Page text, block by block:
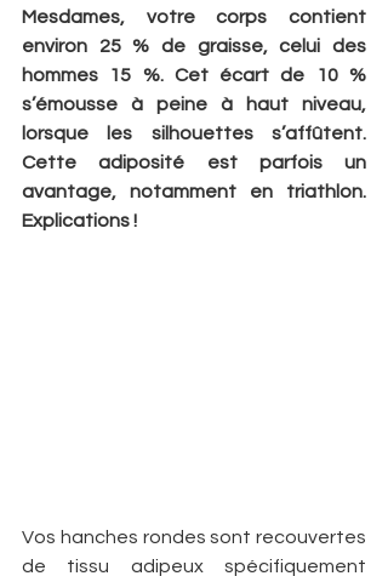
Mesdames, votre corps contient
environ 25 % de graisse, celui des
hommes 15 %. Cet écart de 10 %
s’émousse à peine à haut niveau,
lorsque les silhouettes s’affûtent.
Cette adiposité est parfois un
avantage, notamment en triathlon.
Explications !
Vos hanches rondes sont recouvertes
de tissu adipeux spécifiquement